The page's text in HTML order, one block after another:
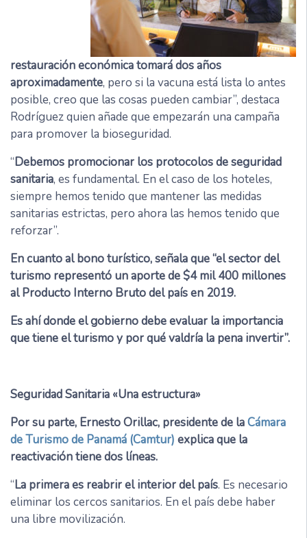
restauración económica tomará dos años
aproximadamente, pero si la vacuna está lista lo antes
posible, creo que las cosas pueden cambiar”, destaca
Rodríguez quien añade que empezarán una campaña
para promover la bioseguridad.
“Debemos promocionar los protocolos de seguridad
sanitaria, es fundamental. En el caso de los hoteles,
siempre hemos tenido que mantener las medidas
sanitarias estrictas, pero ahora las hemos tenido que
reforzar”.
En cuanto al bono turístico, señala que “el sector del
turismo representó un aporte de $4 mil 400 millones
al Producto Interno Bruto del país en 2019.
Es ahí donde el gobierno debe evaluar la importancia
que tiene el turismo y por qué valdría la pena invertir”.
Seguridad Sanitaria «Una estructura»
Por su parte, Ernesto Orillac, presidente de laCámara
de Turismo de Panamá (Camtur) explica que la
reactivación tiene dos líneas.
“La primera es reabrir el interior del país. Es necesario
eliminar los cercos sanitarios. En el país debe haber
una libre movilización.